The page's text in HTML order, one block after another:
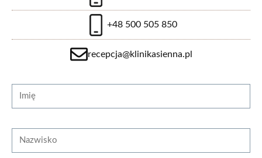
+48 500 505 850
recepcja@klinikasienna.pl